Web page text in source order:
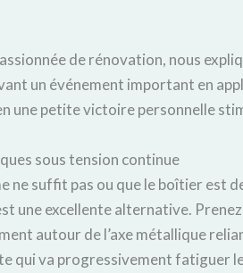
de rénovation, nous
un événement important en
une petite victoire personnelle
sous tension continue
ne suffit pas ou que le boîtier est
une excellente alternative.
autour de l’axe métallique
qui va progressivement fatiguer